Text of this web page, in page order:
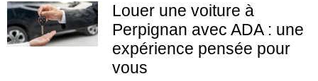
Louer une voiture à
Perpignan avec ADA : une
expérience pensée pour
vous